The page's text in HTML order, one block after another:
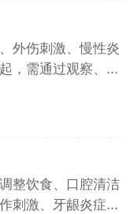
外伤刺激、慢性炎
，需通过观察、...
整饮食、口腔清洁
刺激、牙龈炎症...